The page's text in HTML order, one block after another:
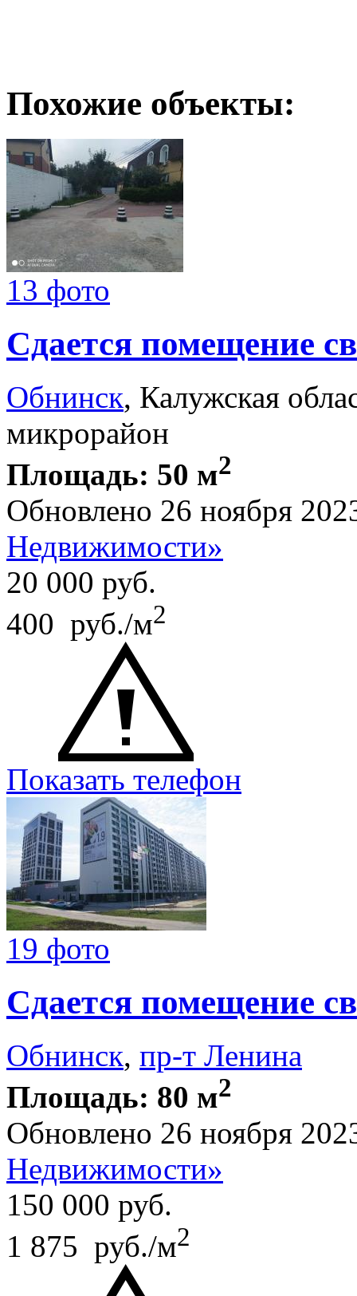
Похожие объекты:
13 фото
Сдается помещение
Обнинск, Калужская
микрорайон
Площадь: 50 м2
Обновлено 26 ноября
Недвижимости»
20 000 руб.
400 руб./м2
Показать телефон
19 фото
Сдается помещение
Обнинск, пр-т Ленина
Площадь: 80 м2
Обновлено 26 ноября
Недвижимости»
150 000 руб.
1 875 руб./м2